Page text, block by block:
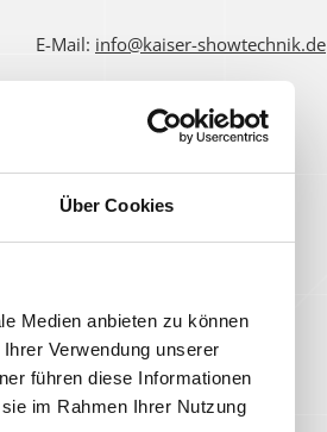
Über Cookies
Medien anbieten zu können
Verwendung unserer
führen diese Informationen
im Rahmen Ihrer Nutzung
E-Mail: info@kaiser-showtechnik.de